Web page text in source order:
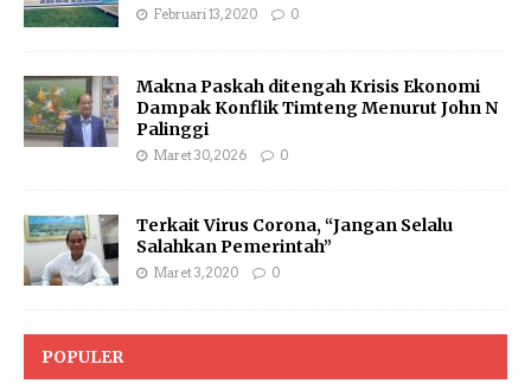
Februari 13, 2020 0
Makna Paskah ditengah Krisis Ekonomi
Dampak Konflik Timteng Menurut John N
Palinggi
Maret 30, 2026 0
Terkait Virus Corona, “Jangan Selalu
Salahkan Pemerintah”
Maret 3, 2020 0
POPULER